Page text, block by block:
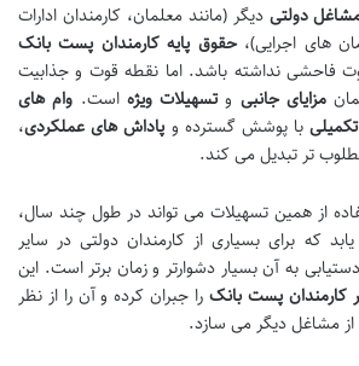
دولتی دیگر (مانند معلمان، کارمندان ادارات
های اجرایی)،حقوق پایه کارمندان پست بانک
فاحشی نداشته باشد. اما نقطه قوت و جذابیت
مزایای جانبی وتسهیلات ویژه است. وام های
با پوشش گسترده و پاداش های عملکردی،
تر تبدیل می کند.
از همین تسهیلات می تواند در طول چند سال،
که برای بسیاری از کارمندان دولتی در سایر
به آن بسیار دشوارتر و زمان برتر است. این
کارمندان پست بانک را جبران کرده و آن را از نظر
از مشاغل دیگر می سازد.